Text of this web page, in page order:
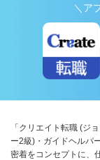
＼ア
「クリエイト転職 (ジ
ー2級)・ガイドヘルパ
密着をコンセプトに、